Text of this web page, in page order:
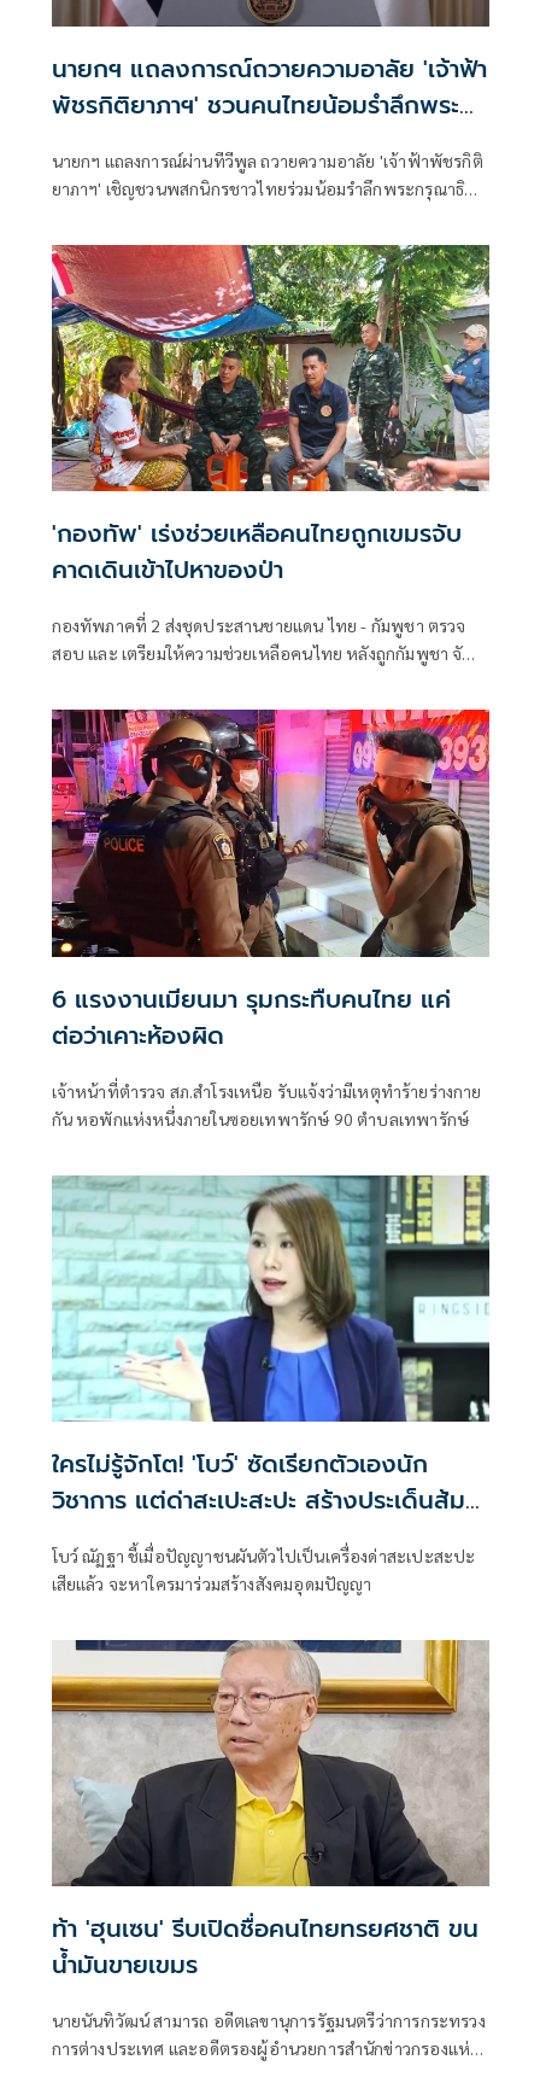
นายกฯ แถลงการณ์ถวายความอาลัย 'เจ้าฟ้า
พัชรกิติยาภาฯ' ชวนคนไทยน้อมรำลึกพระ
นายกฯ แถลงการณ์ผ่านทีวีพูล ถวายความอาลัย 'เจ้าฟ้าพัชรกิติ
ยาภาฯ' เชิญชวนพสกนิกรชาวไทยร่วมน้อมรำลึกพระกรุณาธิคุณ
'กองทัพ' เร่งช่วยเหลือคนไทยถูกเขมรจับ
คาดเดินเข้าไปหาของป่า
กองทัพภาคที่ 2 ส่งชุดประสานชายแดน ไทย - กัมพูชา ตรวจ
สอบ และ เตรียมให้ความช่วยเหลือคนไทย หลังถูกกัมพูชา จับ
แนวชายแดนบริเวณช่องตาเล็ง แล้วเดินลึกใกล้ฐานเขมร
6 แรงงานเมียนมา รุมกระทืบคนไทย แค่
ต่อว่าเคาะห้องผิด
เจ้าหน้าที่ตำรวจ สภ.สำโรงเหนือ รับแจ้งว่ามีเหตุทำร้ายร่างกาย
กัน หอพักแห่งหนึ่งภายในซอยเทพารักษ์ 90 ตำบลเทพารักษ์
ใครไม่รู้จักโต! 'โบว์' ซัดเรียกตัวเองนัก
วิชาการ แต่ด่าสะเปะสะปะ สร้างประเด็นส้ม
มงคลเป็นอัปมงคล
โบว์ ณัฏฐา ชี้เมื่อปัญญาชนผันตัวไปเป็นเครื่องด่าสะเปะสะปะ
เสียแล้ว จะหาใครมาร่วมสร้างสังคมอุดมปัญญา
ท้า 'ฮุนเซน' รีบเปิดชื่อคนไทยทรยศชาติ ขน
น้ำมันขายเขมร
นายนันทิวัฒน์ สามารถ อดีตเลขานุการรัฐมนตรีว่าการกระทรวง
การต่างประเทศ และอดีตรองผู้อำนวยการสำนักข่าวกรองแห่ง